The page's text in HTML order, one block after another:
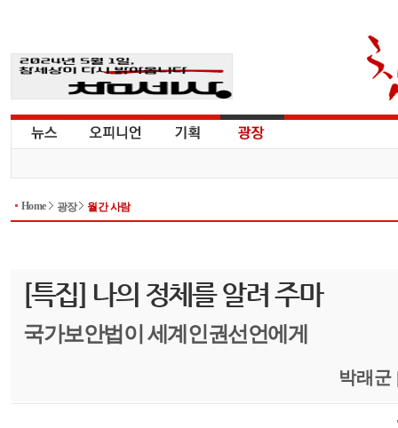
Home 광장 월간 사람
[특집] 나의 정체를 알려 주마
국가보안법이 세계인권선언에게
박래군